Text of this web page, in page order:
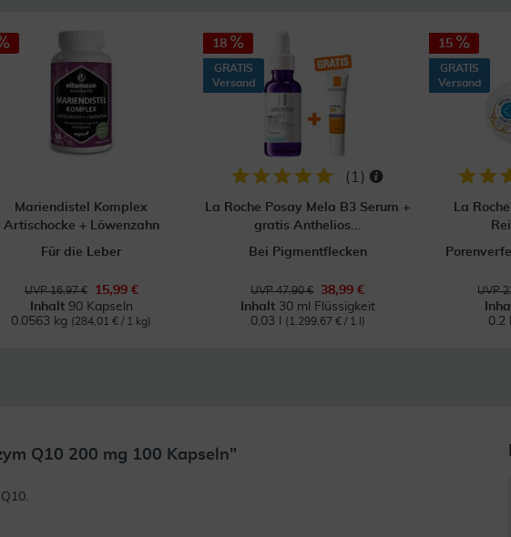
Mariendistel Komplex
Artischocke + Löwenzahn
Für die Leber
UVP 16,97 €
15,99 €
Inhalt 90 Kapseln
0.0563 kg (284,01 € / 1 kg)
18
GRATIS
Versand
( 1 )
La Roche Posay Mela B3 Serum +
gratis Anthelios...
Bei Pigmentflecken
UVP 47,90 €
38,99 €
Inhalt 30 ml Flüssigkeit
0.03 l
(1.299,67 € / 1 l)
15
GRATIS
Versand
La
UVP
0.2 l
Q10 200 mg 100 Kapseln"